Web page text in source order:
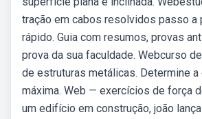
tração em cabos resolvidos passo a
rápido. Guia com resumos, provas
prova da sua faculdade. Webcurso
de estruturas metálicas. Determine
máxima. Web — exercícios de força
um edifício em construção, joão